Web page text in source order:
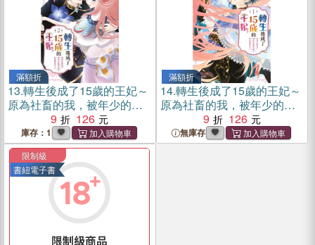
滿額折
13.轉生後成了15歲的王妃～
原為社畜的我，被年少的國
王陛下給強勢追求了!?～02
9 126
庫存：1
滿額折
14.轉生後成了15歲的王妃～
原為社畜的我，被年少的國
王陛下給強勢追求了!?～01
9 126
無庫存
限制級
書紐電子書